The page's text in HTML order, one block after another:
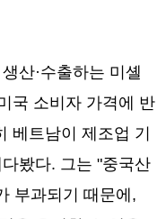
산·수출하는 미셸
국 소비자 가격에 반
베트남이 제조업 기
봤다. 그는 "중국산
부과되기 때문에,